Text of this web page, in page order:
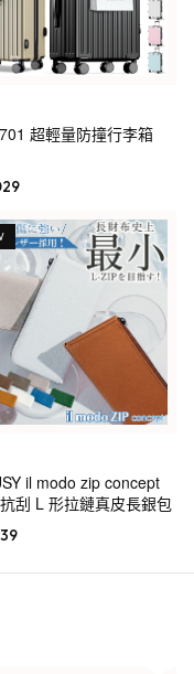
超輕量防撞行李箱
il modo zip concept
刮 L 形拉鏈真皮長銀包